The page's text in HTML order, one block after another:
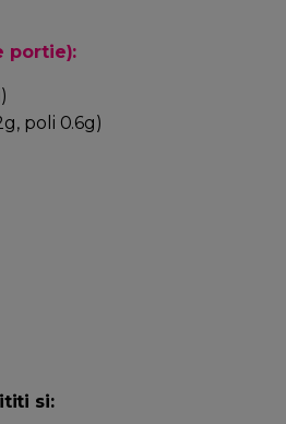
portie):
poli 0.6g)
si: